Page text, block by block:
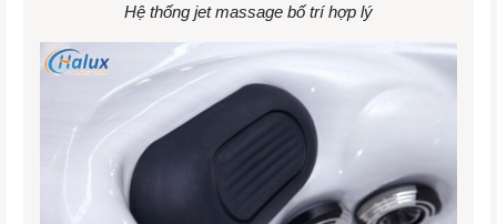
Hệ thống jet massage bố trí hợp lý